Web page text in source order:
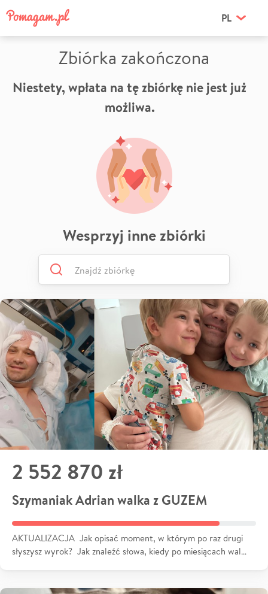
PL
Zbiórka zakończona
Niestety, wpłata na tę zbiórkę nie jest już
możliwa.
Wesprzyj inne zbiórki
2 552 870 zł
Szymaniak Adrian walka z GUZEM
AKTUALIZACJA Jak opisać moment, w którym po raz drugi
słyszysz wyrok? Jak znaleźć słowa, kiedy po miesiącach wal…